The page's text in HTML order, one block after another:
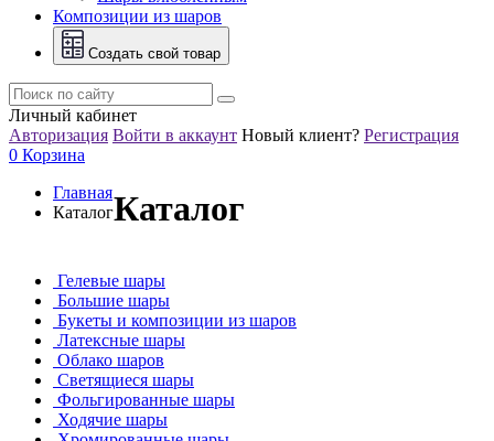
Композиции из шаров
Создать свой товар
Личный кабинет
Авторизация Войти в аккаунт Новый клиент? Регистрация
0 Корзина
Главная
КаталогКаталог
Гелевые шары
Большие шары
Букеты и композиции из шаров
Латексные шары
Облако шаров
Светящиеся шары
Фольгированные шары
Ходячие шары